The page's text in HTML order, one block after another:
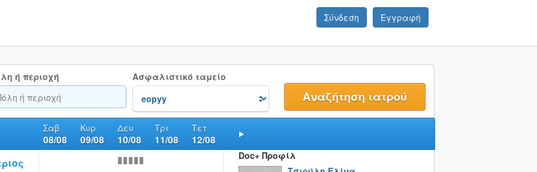
Σύνδεση Εγγραφή
ή περιοχή Ασφαλιστικό ταμείο
Σαβ
08/08
Κυρ
09/08
Δευ
10/08
Τρι
11/08
Τετ
12/08
Doc+ Προφίλ